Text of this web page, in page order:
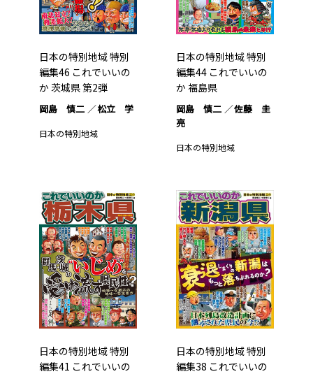
日本の特別地域 特別
編集46 これでいいの
か 茨城県 第2弾
岡島 慎二 松立 学
日本の特別地域
日本の特別地域 特別
編集44 これでいいの
か 福島県
岡島 慎二
佐藤 圭
亮
日本の特別地域
日本の特別地域 特別
編集41 これでいいの
日本の特別地域 特別
編集38 これでいいの